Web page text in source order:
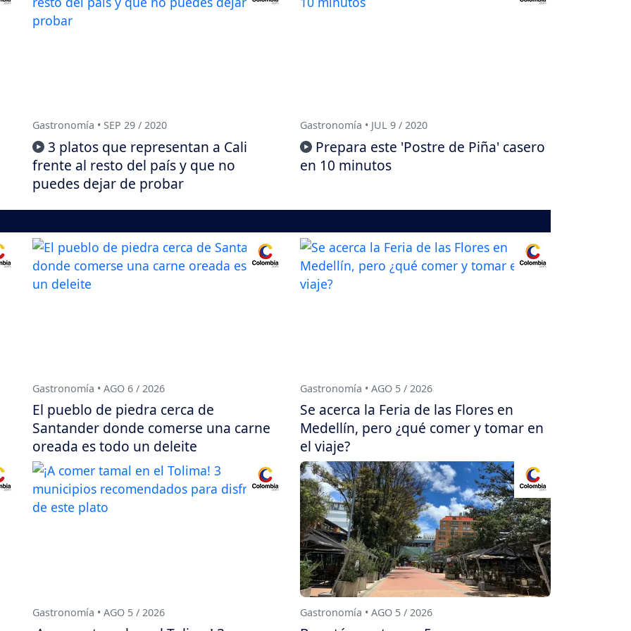
Gastronomía • SEP 29 / 2020
3 platos que representan a Cali
frente al resto del país y que no
puedes dejar de probar
Gastronomía • JUL 9 / 2020
Prepara este 'Postre de Piña' casero
en 10 minutos
Gastronomía • AGO 6 / 2026
El pueblo de piedra cerca de
Santander donde comerse una carne
oreada es todo un deleite
Gastronomía • AGO 5 / 2026
Se acerca la Feria de las Flores en
Medellín, pero ¿qué comer y tomar en
el viaje?
Gastronomía • AGO 5 / 2026 Gastronomía • AGO 5 / 2026